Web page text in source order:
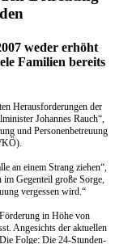
weder erhöht
Familien bereits
Herausforderungen der
Johannes Rauch“,
und Personenbetreuung
an einem Strang ziehen“,
Gegenteil große Sorge,
vergessen wird.“
in Höhe von
Angesichts der aktuellen
Folge: Die 24-Stunden-